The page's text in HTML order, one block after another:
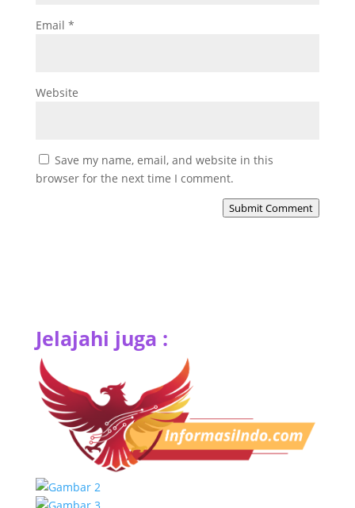
Email *
Website
Save my name, email, and website in this
browser for the next time I comment.
Submit Comment
Jelajahi juga :